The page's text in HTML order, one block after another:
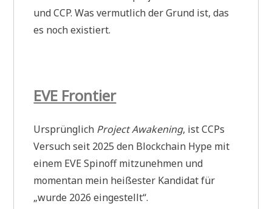
und CCP. Was vermutlich der Grund ist, das
es noch existiert.
EVE Frontier
Ursprünglich Project Awakening, ist CCPs
Versuch seit 2025 den Blockchain Hype mit
einem EVE Spinoff mitzunehmen und
momentan mein heißester Kandidat für
„wurde 2026 eingestellt“.